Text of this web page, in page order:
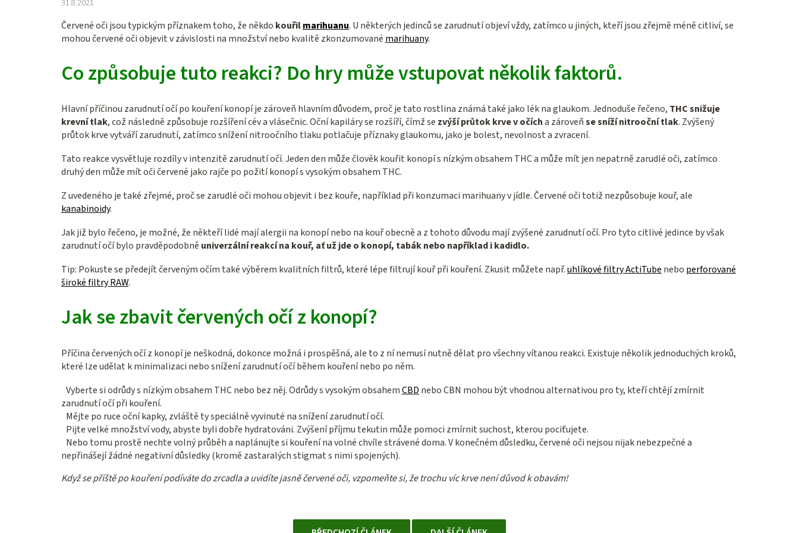
31.8.2021
Červené oči jsou typickým příznakem toho, že někdo kouřilmarihuanu. U některých jedinců se zarudnutí objeví vždy, zatímco u jiných, kteří jsou zřejmě méně citliví, se
mohou červené oči objevit v závislosti na množství nebo kvalitě zkonzumované marihuany.
Co způsobuje tuto reakci? Do hry může vstupovat několik faktorů.
Hlavní příčinou zarudnutí očí po kouření konopí je zároveň hlavním důvodem, proč je tato rostlina známá také jako lék na glaukom. Jednoduše řečeno, THC snižuje
krevní tlak, což následně způsobuje rozšíření cév a vlásečnic. Oční kapiláry se rozšíří, čímž se zvýší průtok krve v očícha zároveňse sníží nitrooční tlak. Zvýšený
průtok krve vytváří zarudnutí, zatímco snížení nitroočního tlaku potlačuje příznaky glaukomu, jako je bolest, nevolnost a zvracení.
Tato reakce vysvětluje rozdíly v intenzitě zarudnutí očí. Jeden den může člověk kouřit konopí s nízkým obsahem THC a může mít jen nepatrně zarudlé oči, zatímco
druhý den může mít oči červené jako rajče po požití konopí s vysokým obsahem THC.
Z uvedeného je také zřejmé, proč se zarudlé oči mohou objevit i bez kouře, například při konzumaci marihuany v jídle. Červené oči totiž nezpůsobuje kouř, ale
kanabinoidy.
Jak již bylo řečeno, je možné, že někteří lidé mají alergii na konopí nebo na kouř obecně a z tohoto důvodu mají zvýšené zarudnutí očí. Pro tyto citlivé jedince by však
zarudnutí očí bylo pravděpodobně univerzální reakcí na kouř, ať už jde o konopí, tabák nebo například i kadidlo.
Tip: Pokuste se předejít červeným očím také výběrem kvalitních filtrů, které lépe filtrují kouř při kouření. Zkusit můžete např.uhlíkové filtry ActiTube nebo perforované
široké filtry RAW.
Jak se zbavit červených očí z konopí?
Příčina červených očí z konopí je neškodná, dokonce možná i prospěšná, ale to z ní nemusí nutně dělat pro všechny vítanou reakci. Existuje několik jednoduchých kroků,
které lze udělat k minimalizaci nebo snížení zarudnutí očí během kouření nebo po něm.
Vyberte si odrůdy s nízkým obsahem THC nebo bez něj. Odrůdy s vysokým obsahemCBD nebo CBN mohou být vhodnou alternativou pro ty, kteří chtějí zmírnit
zarudnutí očí při kouření.
Mějte po ruce oční kapky, zvláště ty speciálně vyvinuté na snížení zarudnutí očí.
Pijte velké množství vody, abyste byli dobře hydratováni. Zvýšení příjmu tekutin může pomoci zmírnit suchost, kterou pociťujete.
Nebo tomu prostě nechte volný průběh a naplánujte si kouření na volné chvíle strávené doma. V konečném důsledku, červené oči nejsou nijak nebezpečné a
nepřinášejí žádné negativní důsledky (kromě zastaralých stigmat s nimi spojených).
Když se příště po kouření podíváte do zrcadla a uvidíte jasně červené oči, vzpomeňte si, že trochu víc krve není důvod k obavám!